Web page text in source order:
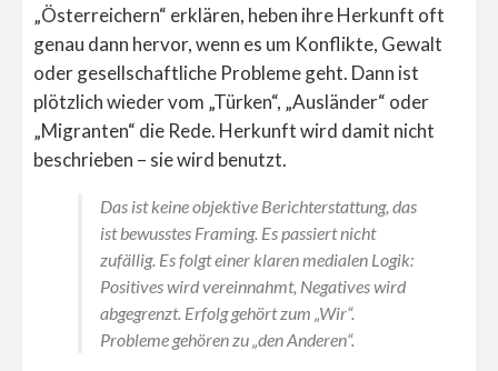
„Österreichern“ erklären, heben ihre Herkunft oft
genau dann hervor, wenn es um Konflikte, Gewalt
oder gesellschaftliche Probleme geht. Dann ist
plötzlich wieder vom „Türken“, „Ausländer“ oder
„Migranten“ die Rede. Herkunft wird damit nicht
beschrieben – sie wird benutzt.
Das ist keine objektive Berichterstattung, das
ist bewusstes Framing. Es passiert nicht
zufällig. Es folgt einer klaren medialen Logik:
Positives wird vereinnahmt, Negatives wird
abgegrenzt. Erfolg gehört zum „Wir“.
Probleme gehören zu „den Anderen“.